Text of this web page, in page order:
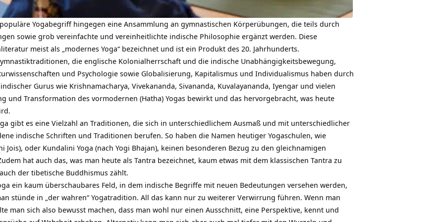
Yogabegriff hingegen eine Ansammlung an gymnastischen Körperübungen, die teils durch
sowie grob vereinfachte und vereinheitlichte indische Philosophie ergänzt werden. Diese
meist als „modernes Yoga“ bezeichnet und ist ein Produkt des 20. Jahrhunderts.
die englische Kolonialherrschaft und die indische Unabhängigkeitsbewegung,
und Psychologie sowie Globalisierung, Kapitalismus und Individualismus haben durch
Gurus wie Krishnamacharya, Vivekananda, Sivananda, Kuvalayananda, Iyengar und vielen
und Transformation des vormodernen (Hatha) Yogas bewirkt und das hervorgebracht, was heute
gibt es eine Vielzahl an Traditionen, die sich in unterschiedlichem Ausmaß und mit unterschiedlicher
indische Schriften und Traditionen berufen. So haben die Namen heutiger Yogaschulen, wie
Jois), oder Kundalini Yoga (nach Yogi Bhajan), keinen besonderen Bezug zu den gleichnamigen
hat auch das, was man heute als Tantra bezeichnet, kaum etwas mit dem klassischen Tantra zu
der tibetische Buddhismus zählt.
ein kaum überschaubares Feld, in dem indische Begriffe mit neuen Bedeutungen versehen werden,
stünde in „der wahren“ Yogatradition. All das kann nur zu weiterer Verwirrung führen. Wenn man
man sich also bewusst machen, dass man wohl nur einen Ausschnitt, eine Perspektive, kennt und